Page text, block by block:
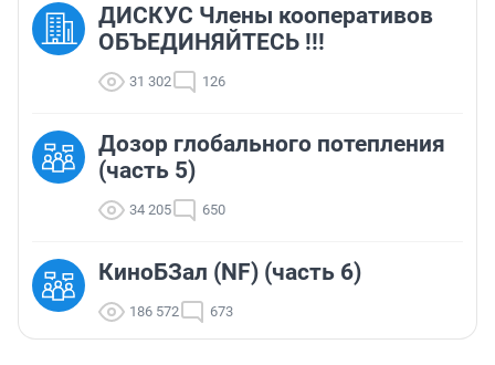
ДИСКУС Члены кооперативов
ОБЪЕДИНЯЙТЕСЬ !!!
31 302 126
Дозор глобального потепления
(часть 5)
34 205 650
КиноБЗал (NF) (часть 6)
186 572 673